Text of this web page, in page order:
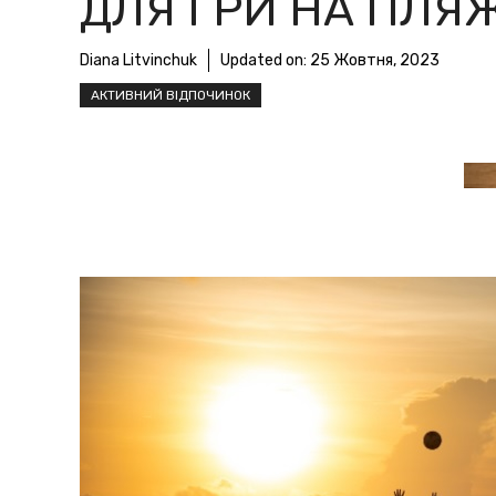
Diana Litvinchuk Updated on: 25 Жовтня, 2023
АКТИВНИЙ ВІДПОЧИНОК